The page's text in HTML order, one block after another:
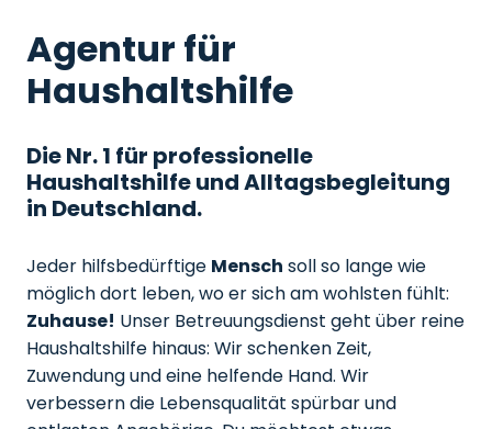
Agentur für
Haushaltshilfe
Die Nr. 1 für professionelle
Haushaltshilfe und Alltagsbegleitung
in Deutschland.
Jeder hilfsbedürftige Mensch soll so lange wie
möglich dort leben, wo er sich am wohlsten fühlt:
Zuhause! Unser Betreuungsdienst geht über reine
Haushaltshilfe hinaus: Wir schenken Zeit,
Zuwendung und eine helfende Hand. Wir
verbessern die Lebensqualität spürbar und